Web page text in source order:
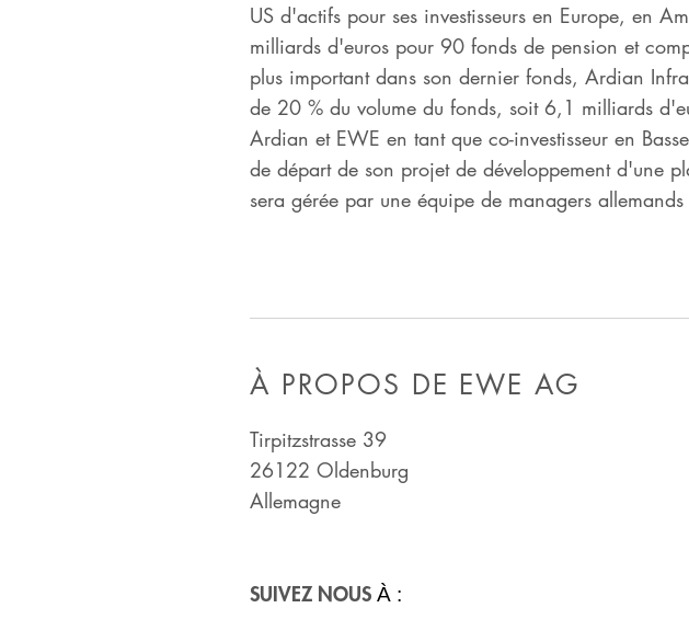
US d'actifs pour ses investisseurs en Europe, en
milliards d'euros pour 90 fonds de pension et
plus important dans son dernier fonds, Ardian
de 20 % du volume du fonds, soit 6,1 milliards
Ardian et EWE en tant que co-investisseur en
de départ de son projet de développement d'une
sera gérée par une équipe de managers
À PROPOS DE EWE AG
Tirpitzstrasse 39
26122 Oldenburg
Allemagne
SUIVEZ NOUS À :